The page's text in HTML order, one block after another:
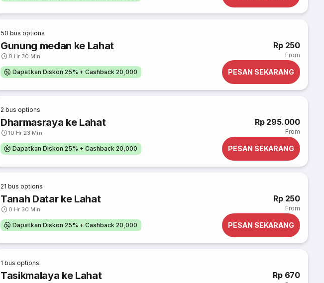
50 bus options
Gunung medan ke Lahat
0 Hr 30 Min
Rp 250
From
Dapatkan Diskon 25% + Cashback 20,000 PESAN SEKARANG
2 bus options
Dharmasraya ke Lahat
10 Hr 23 Min
Rp 295.000
From
Dapatkan Diskon 25% + Cashback 20,000 PESAN SEKARANG
21 bus options
Tanah Datar ke Lahat
0 Hr 30 Min
Rp 250
From
Dapatkan Diskon 25% + Cashback 20,000 PESAN SEKARANG
1 bus options
Tasikmalaya ke Lahat Rp 670